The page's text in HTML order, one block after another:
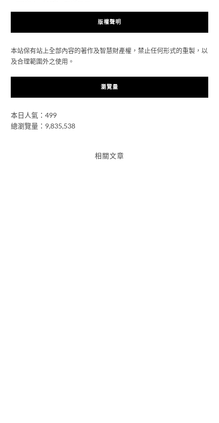
版權聲明
本站保有站上全部內容的著作及智慧財產權，禁止任何形式的重製，以
及合理範圍外之使用。
瀏覽量
本日人氣：499
總瀏覽量：9,835,538
相關文章